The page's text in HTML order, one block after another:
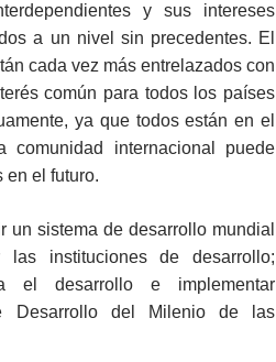
y sus intereses
a un nivel sin precedentes. El
cada vez más entrelazados con
común para todos los países
ya que todos están en el
comunidad internacional puede
en el futuro.
un sistema de desarrollo mundial
las instituciones de desarrollo;
el desarrollo e implementar
Desarrollo del Milenio de las